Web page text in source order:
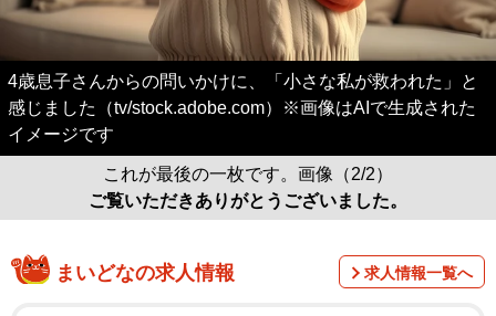
4歳息子さんからの問いかけに、「小さな私が救われた」と
感じました（tv/stock.adobe.com）※画像はAIで生成された
イメージです
これが最後の一枚です。画像（2/2）
ご覧いただきありがとうございました。
まいどなの求人情報 求人情報一覧へ